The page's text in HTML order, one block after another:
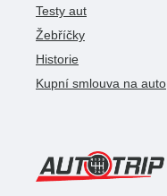
Testy aut
Žebříčky
Historie
Kupní smlouva na auto